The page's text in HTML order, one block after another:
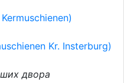
Kr. Insterburg)
двора